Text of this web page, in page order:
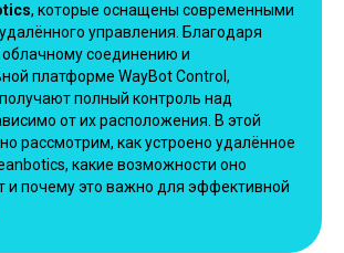
, которые оснащены современными
управления. Благодаря
соединению и
платформе WayBot Control,
полный контроль над
от их расположения. В этой
рассмотрим, как устроено удалённое
какие возможности оно
и почему это важно для эффективной